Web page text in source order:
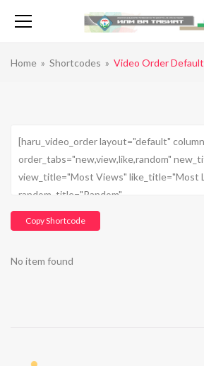
Home » Shortcodes » Video Order Default
Copy Shortcode
No item found